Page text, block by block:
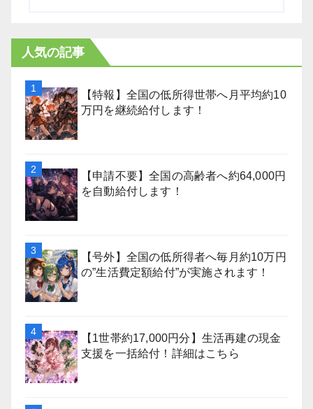
人気の記事
【特報】全国の低所得世帯へ月平均約10
万円を継続給付します！
【申請不要】全国の高齢者へ約64,000円
を自動給付します！
【号外】全国の低所得者へ毎月約10万円
の”生活費定額給付”が実施されます！
【1世帯約17,000円分】生活再建の現金
支援を一括給付！詳細はこちら